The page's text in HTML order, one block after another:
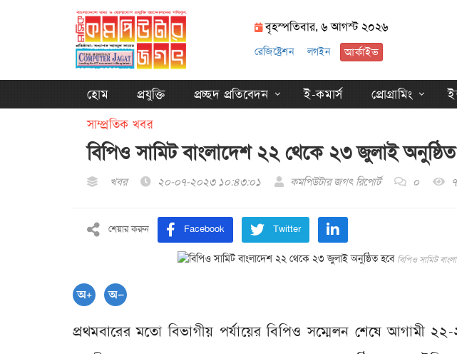
বৃহস্পতিবার, ৬ আগস্ট ২০২৬
রেজিষ্ট্রেশন লগইন আর্কাইভ
হোম প্রযুক্তি প্রচ্ছদ প্রতিবেদন ই-কমার্স প্রোগ্রামিং
সাম্প্রতিক খবর
বিপিও সামিট বাংলাদেশ ২২ থেকে ২৩ জুলাই
খবর ২০-০৭-২০২৩ ১০:৪৩:০১ কমপিউটার জগৎ রিপোর্ট ০
শেয়ার করুন Facebook Twitter
বিপিও সামিট
প্রথমবারের মতো বিভাগীয় পর্যায়ের বিপিও সম্মেলন শেষে আগামী ২২-